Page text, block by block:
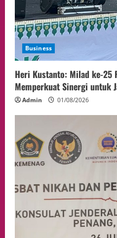
Business
Heri Kustanto: Milad ke-25
Memperkuat Sinergi untuk
Admin 01/08/2026